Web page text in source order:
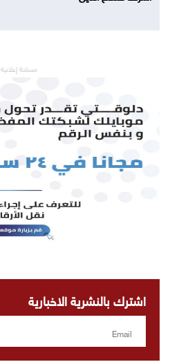
مساحة إعلانية
اشترك بالنشرية الاخبارية